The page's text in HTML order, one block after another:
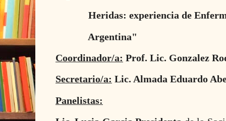
Heridas: experiencia de
Argentina"
Coordinador/a: Prof. Lic. Gonzalez
Secretario/a: Lic. Almada Eduardo
Panelistas: